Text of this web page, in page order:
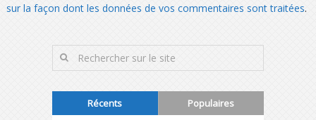
sur la façon dont les données de vos commentaires sont traitées.
Récents Populaires